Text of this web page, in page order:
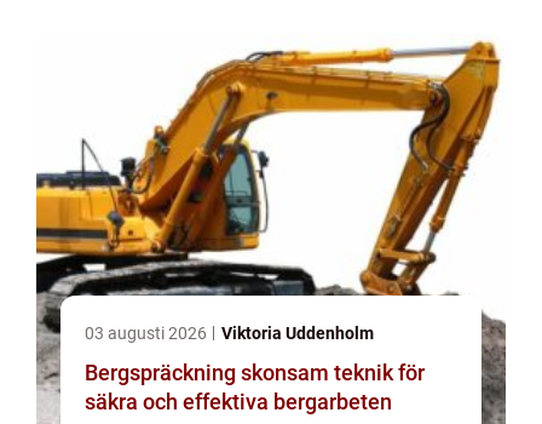
03 augusti 2026 Viktoria Uddenholm
Bergspräckning skonsam teknik för
säkra och effektiva bergarbeten